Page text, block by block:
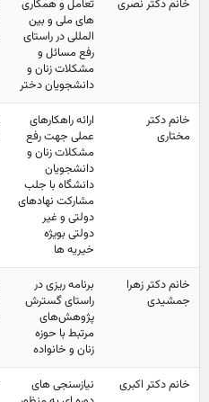
خانم دکتر نصری
تعامل و همکاری
های ملی و بین
المللی در راستای
رفع مسائل و
مشکلات زنان و
دانشجویان دختر
خانم دکتر
مختاری
ارائه راهکارهای
عملی جهت رفع
مشکلات زنان و
دانشجویان
دانشگاه با جلب
مشارکت نهادهای
دولتی و غیر
دولتی بویژه
خیریه ها
خانم دکتر زهرا
جمشیدی
برنامه ریزی در
راستای گسترش
پژوهش‌های
مرتبط با حوزه
زنان و خانواده
خانم دکتر اکبری
نیازسنجی های